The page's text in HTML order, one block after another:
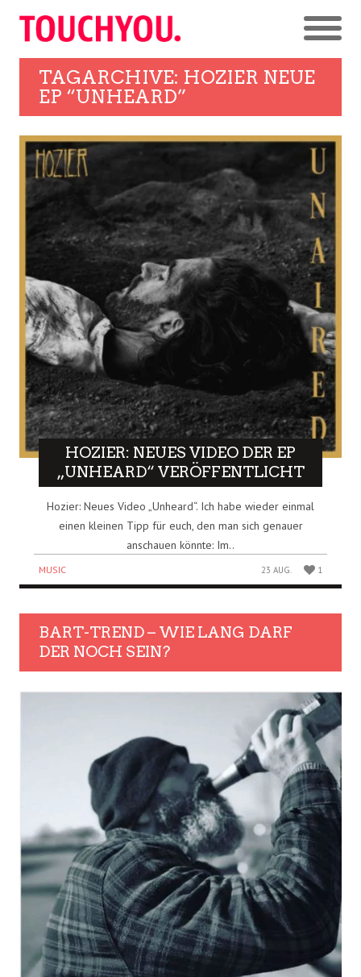
TAGARCHIVE: HOZIER NEUE
EP “UNHEARD”
HOZIER: NEUES VIDEO DER EP
„UNHEARD“ VERÖFFENTLICHT
Hozier: Neues Video „Unheard“. Ich habe wieder einmal
einen kleinen Tipp für euch, den man sich genauer
anschauen könnte: Im..
MUSIC 23 AUG. 1
BART-TREND – WIE LANG DARF
DER NOCH SEIN?